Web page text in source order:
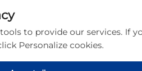
to provide our services. If
Personalize cookies.